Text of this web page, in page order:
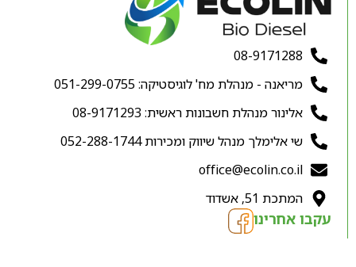
08-9171288
מריאנה - מנהלת מח' לוגיסטיקה: 051-299-0755
אלינור מנהלת חשבונות ראשית: 08-9171293
שי אלימלך מנהל שיווק ומכירות ⁦052-288-1744⁩
office@ecolin.co.il
המתכת 51, אשדוד
עקבו אחרינו